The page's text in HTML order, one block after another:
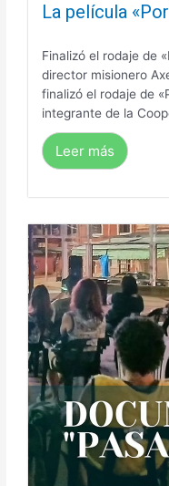
La película
Finalizó el rodaje de
director misionero
finalizó el rodaje de
integrante de la
Leer más